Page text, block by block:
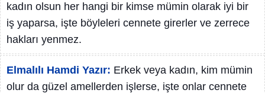
kadın olsun her hangi bir kimse mümin olarak iyi bir
iş yaparsa, işte böyleleri cennete girerler ve zerrece
hakları yenmez.
Elmalılı Hamdi Yazır: Erkek veya kadın, kim mümin
olur da güzel amellerden işlerse, işte onlar cennete